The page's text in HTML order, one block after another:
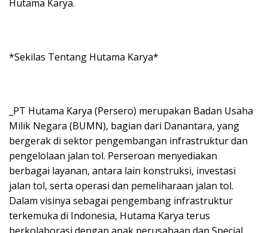
Hutama Karya.
*Sekilas Tentang Hutama Karya*
_PT Hutama Karya (Persero) merupakan Badan Usaha
Milik Negara (BUMN), bagian dari Danantara, yang
bergerak di sektor pengembangan infrastruktur dan
pengelolaan jalan tol. Perseroan menyediakan
berbagai layanan, antara lain konstruksi, investasi
jalan tol, serta operasi dan pemeliharaan jalan tol.
Dalam visinya sebagai pengembang infrastruktur
terkemuka di Indonesia, Hutama Karya terus